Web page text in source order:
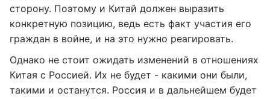
сторону. Поэтому и Китай должен выразить
конкретную позицию, ведь есть факт участия его
граждан в войне, и на это нужно реагировать.
Однако не стоит ожидать изменений в отношениях
Китая с Россией. Их не будет - какими они были,
такими и останутся. Россия и в дальнейшем будет